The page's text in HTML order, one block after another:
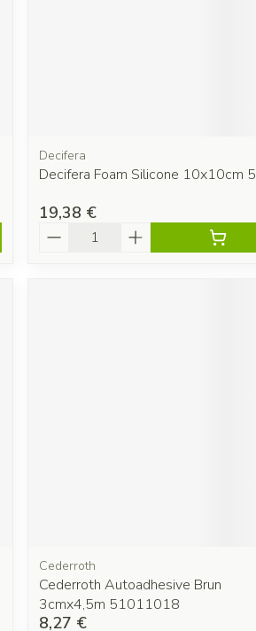
Decifera
Decifera Foam Silicone 10x10cm 5
19,38 €
Quantité
Cederroth
Cederroth Autoadhesive Brun
3cmx4,5m 51011018
8,27 €